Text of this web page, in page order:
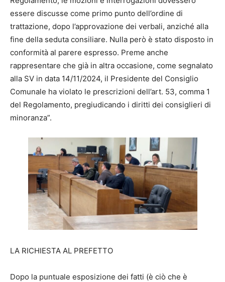
essere discusse come primo punto dell’ordine di
trattazione, dopo l’approvazione dei verbali, anziché alla
fine della seduta consiliare. Nulla però è stato disposto in
conformità al parere espresso. Preme anche
rappresentare che già in altra occasione, come segnalato
alla SV in data 14/11/2024, il Presidente del Consiglio
Comunale ha violato le prescrizioni dell’art. 53, comma 1
del Regolamento, pregiudicando i diritti dei consiglieri di
minoranza”.
LA RICHIESTA AL PREFETTO
Dopo la puntuale esposizione dei fatti (è ciò che è